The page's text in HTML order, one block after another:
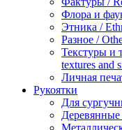
Флора и
Этника /
Разное /
Текстуры и
textures and
Личная
Рукоятки
Для
Деревянные